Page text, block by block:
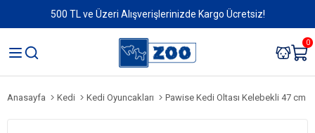
500 TL ve Üzeri Alışverişlerinizde Kargo Ücretsiz!
0
Anasayfa Kedi Kedi Oyuncakları Pawise Kedi Oltası Kelebekli 47 cm